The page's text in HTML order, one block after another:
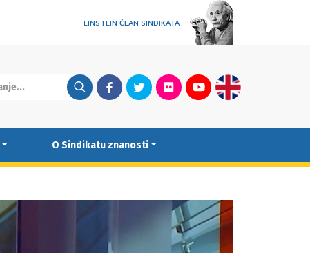
EINSTEIN ČLAN SINDIKATA
FacebookTwitterFlickrYoutubeEnglish
O Sindikatu znanosti